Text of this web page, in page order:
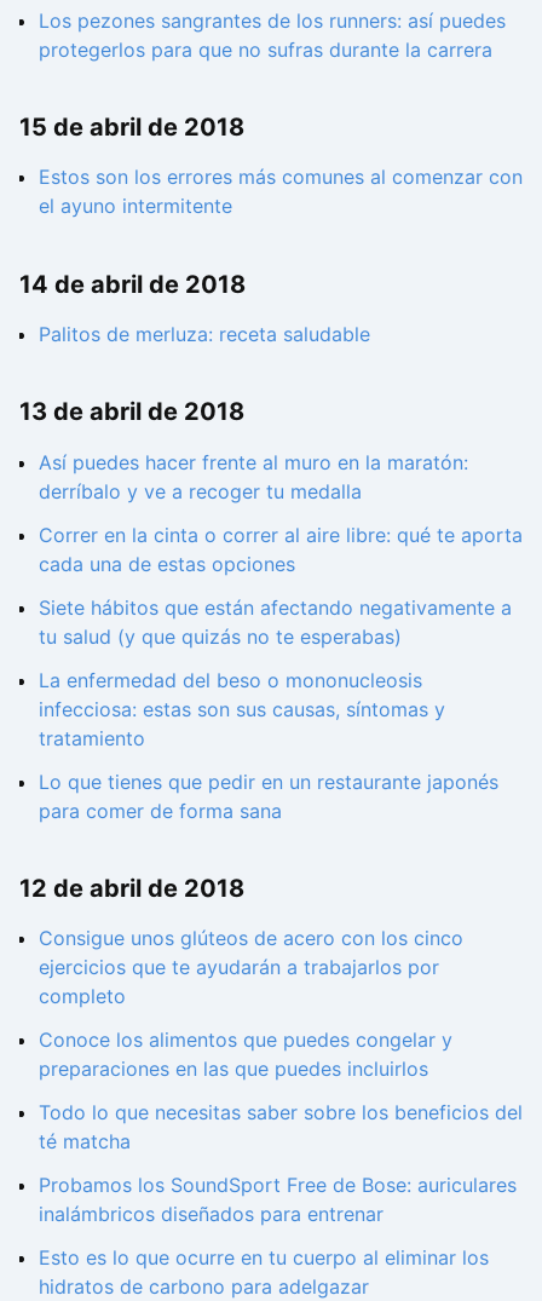
Los pezones sangrantes de los runners: así puedes
protegerlos para que no sufras durante la carrera
15 de abril de 2018
Estos son los errores más comunes al comenzar con
el ayuno intermitente
14 de abril de 2018
Palitos de merluza: receta saludable
13 de abril de 2018
Así puedes hacer frente al muro en la maratón:
derríbalo y ve a recoger tu medalla
Correr en la cinta o correr al aire libre: qué te aporta
cada una de estas opciones
Siete hábitos que están afectando negativamente a
tu salud (y que quizás no te esperabas)
La enfermedad del beso o mononucleosis
infecciosa: estas son sus causas, síntomas y
tratamiento
Lo que tienes que pedir en un restaurante japonés
para comer de forma sana
12 de abril de 2018
Consigue unos glúteos de acero con los cinco
ejercicios que te ayudarán a trabajarlos por
completo
Conoce los alimentos que puedes congelar y
preparaciones en las que puedes incluirlos
Todo lo que necesitas saber sobre los beneficios del
té matcha
Probamos los SoundSport Free de Bose: auriculares
inalámbricos diseñados para entrenar
Esto es lo que ocurre en tu cuerpo al eliminar los
hidratos de carbono para adelgazar